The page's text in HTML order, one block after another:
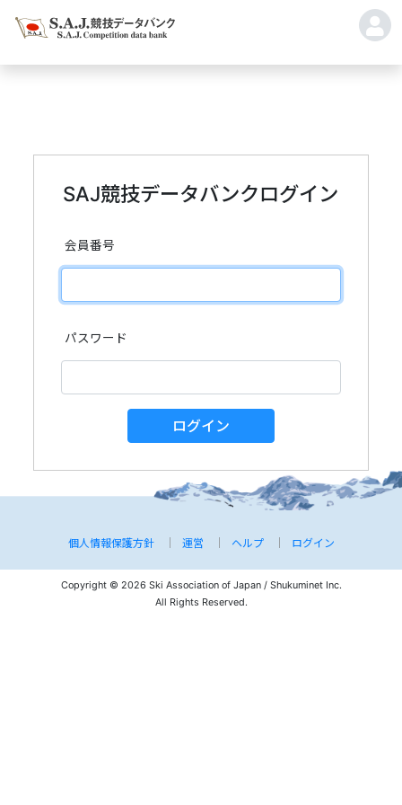
SAJ競技データバンクログイン
会員番号
パスワード
ログイン
個人情報保護方針 運営 ヘルプ ログイン
Copyright © 2026 Ski Association of Japan / Shukuminet Inc.
All Rights Reserved.